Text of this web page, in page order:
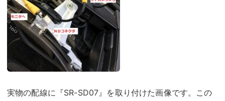
実物の配線に『SR-SD07』を取り付けた画像です。この